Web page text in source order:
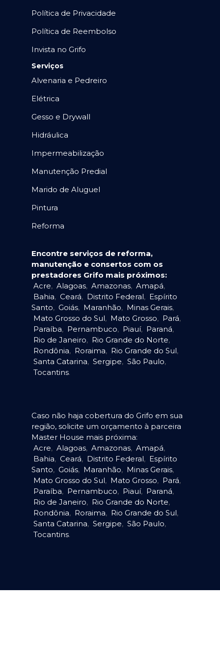
Política de Privacidade
Política de Reembolso
Invista no Grifo
Serviços
Alvenaria e Pedreiro
Elétrica
Gesso e Drywall
Hidráulica
Impermeabilização
Manutenção Predial
Marido de Aluguel
Pintura
Reforma
Encontre serviços de reforma,
manutenção e consertos com os
prestadores Grifo mais próximos:
Acre, Alagoas, Amazonas, Amapá,
Bahia, Ceará, Distrito Federal, Espírito
Santo, Goiás, Maranhão, Minas Gerais,
Mato Grosso do Sul, Mato Grosso, Pará,
Paraíba, Pernambuco, Piauí, Paraná,
Rio de Janeiro, Rio Grande do Norte,
Rondônia, Roraima, Rio Grande do Sul,
Santa Catarina, Sergipe, São Paulo,
Tocantins.
Caso não haja cobertura do Grifo em sua
região, solicite um orçamento à parceira
Master House mais próxima:
Acre, Alagoas, Amazonas, Amapá,
Bahia, Ceará, Distrito Federal, Espírito
Santo, Goiás, Maranhão, Minas Gerais,
Mato Grosso do Sul, Mato Grosso, Pará,
Paraíba, Pernambuco, Piauí, Paraná,
Rio de Janeiro, Rio Grande do Norte,
Rondônia, Roraima, Rio Grande do Sul,
Santa Catarina, Sergipe, São Paulo,
Tocantins.